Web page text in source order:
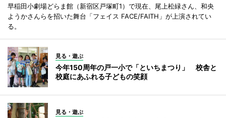
早稲田小劇場どらま館（新宿区戸塚町1）で現在、尾上松緑さん、和央
ようかさんらを招いた舞台「フェイス FACE/FAITH」が上演されてい
る。
見る・遊ぶ
今年150周年の戸一小で「といちまつり」 校舎と
校庭にあふれる子どもの笑顔
見る・遊ぶ